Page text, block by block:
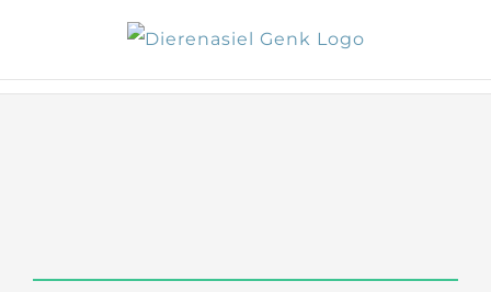
content